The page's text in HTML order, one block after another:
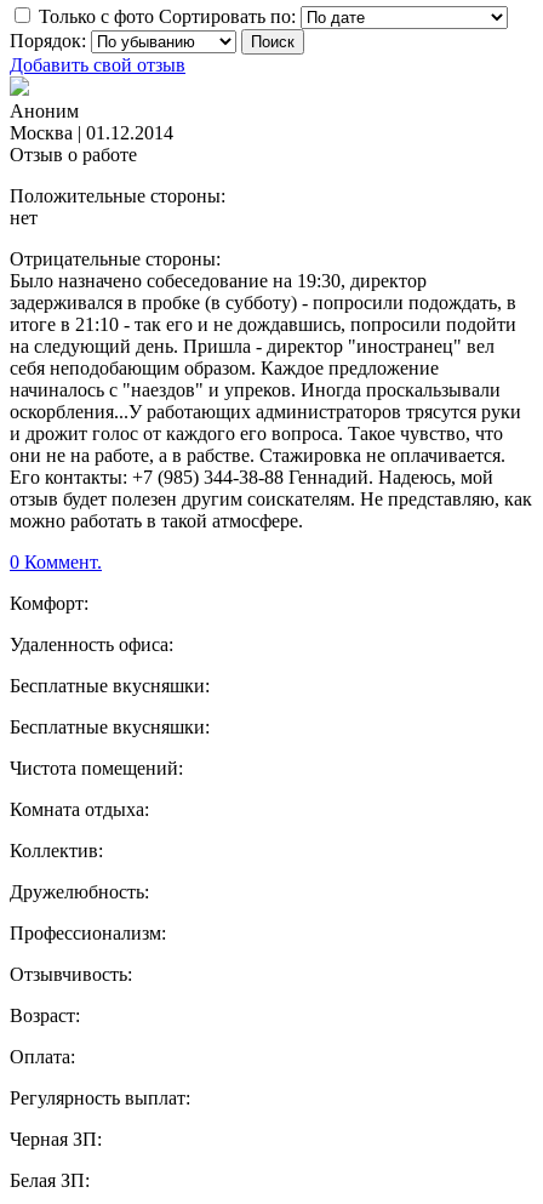
Только с фото Сортировать по:
Порядок:
Добавить свой отзыв
Аноним
Москва | 01.12.2014
Отзыв о работе
Положительные стороны:
нет
Отрицательные стороны:
Было назначено собеседование на 19:30, директор
задерживался в пробке (в субботу) - попросили подождать, в
итоге в 21:10 - так его и не дождавшись, попросили подойти
на следующий день. Пришла - директор "иностранец" вел
себя неподобающим образом. Каждое предложение
начиналось с "наездов" и упреков. Иногда проскальзывали
оскорбления...У работающих администраторов трясутся руки
и дрожит голос от каждого его вопроса. Такое чувство, что
они не на работе, а в рабстве. Стажировка не оплачивается.
Его контакты: +7 (985) 344-38-88 Геннадий. Надеюсь, мой
отзыв будет полезен другим соискателям. Не представляю, как
можно работать в такой атмосфере.
0 Коммент.
Комфорт:
Удаленность офиса:
Бесплатные вкусняшки:
Бесплатные вкусняшки:
Чистота помещений:
Комната отдыха:
Коллектив:
Дружелюбность:
Профессионализм:
Отзывчивость:
Возраст:
Оплата:
Регулярность выплат:
Черная ЗП:
Белая ЗП: